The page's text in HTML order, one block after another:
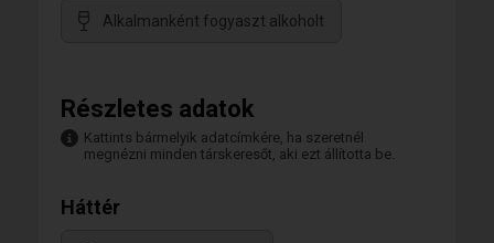
Alkalmanként fogyaszt alkoholt
Részletes adatok
Kattints bármelyik adatcímkére, ha szeretnél
megnézni minden társkeresőt, aki ezt állította be.
Háttér